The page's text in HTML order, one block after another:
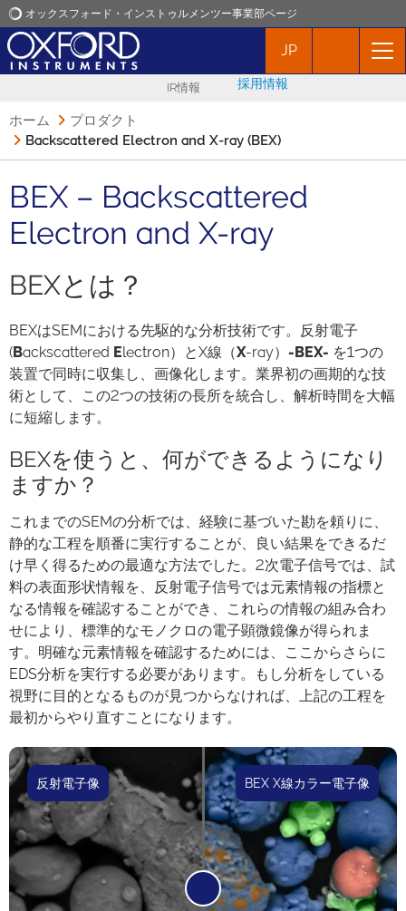
オックスフォード・インストゥルメンツー事業部ページ
オックスフォード・インストゥルメンツ
プロダクト
お問い合わせ
JP
IR情報 採用情報
ホーム
プロダクト
Backscattered Electron and X-ray (BEX)
BEX – Backscattered
Electron and X-ray ​
BEXとは？
BEXはSEMにおける先駆的な分析技術です。反射電子
(Backscattered Electron）とX線（X-ray） -BEX- を1つの
装置で同時に収集し、画像化します。業界初の画期的な技
術として、この2つの技術の長所を統合し、解析時間を大幅
に短縮します。
BEXを使うと、何ができるようになり
ますか？
これまでのSEMの分析では、経験に基づいた勘を頼りに、
静的な工程を順番に実行することが、良い結果をできるだ
け早く得るための最適な方法でした。2次電子信号では、試
料の表面形状情報を、反射電子信号では元素情報の指標と
なる情報を確認することができ、これらの情報の組み合わ
せにより、標準的なモノクロの電子顕微鏡像が得られま
す。明確な元素情報を確認するためには、ここからさらに
EDS分析を実行する必要があります。もし分析をしている
視野に目的となるものが見つからなければ、上記の工程を
最初からやり直すことになります。
BEX X線カラー電子像
反射電子像